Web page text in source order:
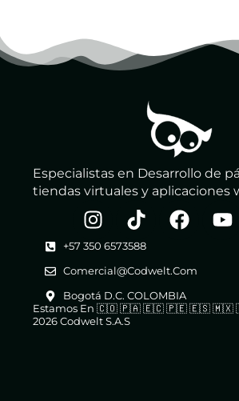
Especialistas en Desarrollo de
tiendas virtuales y aplicaciones
+57 350 6573588
Comercial@codwelt.com
Bogotá D.C. COLOMBIA
Estamos En 🇨🇴 🇵🇦 🇪🇨 🇵🇪 🇪🇸 🇲🇽
2026 Codwelt S.A.S